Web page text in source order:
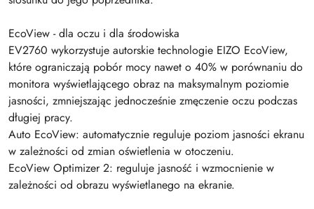
EcoView - dla oczu i dla środowiska
EV2760 wykorzystuje autorskie technologie EIZO EcoView,
które ograniczają pobór mocy nawet o 40% w porównaniu do
monitora wyświetlającego obraz na maksymalnym poziomie
jasności, zmniejszając jednocześnie zmęczenie oczu podczas
długiej pracy.
Auto EcoView: automatycznie reguluje poziom jasności ekranu
w zależności od zmian oświetlenia w otoczeniu.
EcoView Optimizer 2: reguluje jasność i wzmocnienie w
zależności od obrazu wyświetlanego na ekranie.